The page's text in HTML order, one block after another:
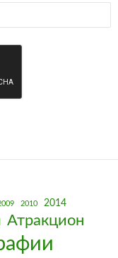
2010 2014
Атракцион